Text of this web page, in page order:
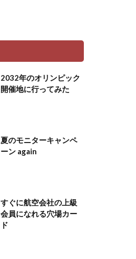
2032年のオリンピック
開催地に行ってみた
夏のモニターキャンペ
ーン again
すぐに航空会社の上級
会員になれる穴場カー
ド